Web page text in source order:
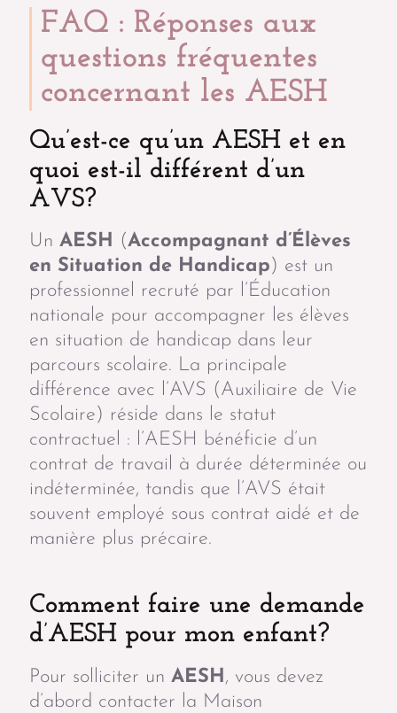
FAQ : Réponses aux
questions fréquentes
concernant les AESH
Qu’est-ce qu’un AESH et en
quoi est-il différent d’un
AVS?
Un AESH (Accompagnant d’Élèves
en Situation de Handicap) est un
professionnel recruté par l’Éducation
nationale pour accompagner les élèves
en situation de handicap dans leur
parcours scolaire. La principale
différence avec l’AVS (Auxiliaire de Vie
Scolaire) réside dans le statut
contractuel : l’AESH bénéficie d’un
contrat de travail à durée déterminée ou
indéterminée, tandis que l’AVS était
souvent employé sous contrat aidé et de
manière plus précaire.
Comment faire une demande
d’AESH pour mon enfant?
Pour solliciter un AESH, vous devez
d’abord contacter la Maison